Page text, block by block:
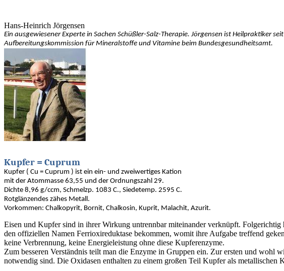
Hans-Heinrich Jörgensen
Ein ausgewiesener Experte in Sachen Schüßler-Salz-Therapie. Jörgensen ist Heilpraktiker
Aufbereitungskommission für Mineralstoffe und Vitamine beim Bundesgesundheitsamt.
Kupfer = Cuprum
Kupfer ( Cu = Cuprum ) ist ein ein- und zweiwertiges Kation
mit der Atommasse 63,55 und der Ordnungszahl 29.
Dichte 8,96 g/ccm, Schmelzp. 1083 C., Siedetemp. 2595 C.
Rotglänzendes zähes Metall.
Vorkommen: Chalkopyrit, Bornit, Chalkosin, Kuprit, Malachit, Azurit.
Eisen und Kupfer sind in ihrer Wirkung untrennbar miteinander verknüpft.
den offiziellen Namen Ferrioxireduktase bekommen, womit ihre Aufgabe treffend
keine Verbrennung, keine Energieleistung ohne diese Kupferenzyme.
Zum besseren Verständnis teilt man die Enzyme in Gruppen ein. Zur ersten und
notwendig sind. Die Oxidasen enthalten zu einem großen Teil Kupfer als metallischen